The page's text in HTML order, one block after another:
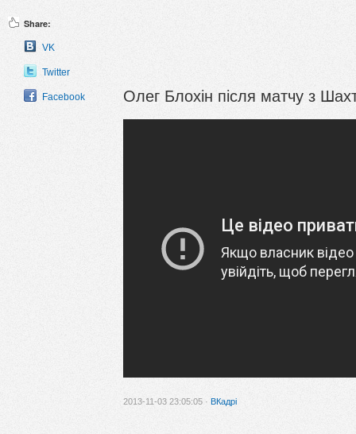
Share:
VK
Twitter
Facebook Олег Блохін після матчу з
2013-11-03 23:05:05 · ВКадрі